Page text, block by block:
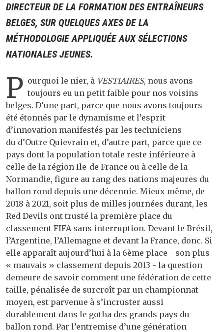
DIRECTEUR DE LA FORMATION DES ENTRAÎNEURS
BELGES, SUR QUELQUES AXES DE LA
MÉTHODOLOGIE APPLIQUÉE AUX SÉLECTIONS
NATIONALES JEUNES.
P ourquoi le nier, à VESTIAIRES, nous avons
toujours eu un petit faible pour nos voisins
belges. D’une part, parce que nous avons toujours
été étonnés par le dynamisme et l’esprit
d’innovation manifestés par les techniciens
du d’Outre Quievrain et, d’autre part, parce que ce
pays dont la population totale reste inférieure à
celle de la région Ile-de France ou à celle de la
Normandie, figure au rang des nations majeures du
ballon rond depuis une décennie. Mieux même, de
2018 à 2021, soit plus de milles journées durant, les
Red Devils ont trusté la première place du
classement FIFA sans interruption. Devant le Brésil,
l’Argentine, l’Allemagne et devant la France, donc. Si
elle apparaît aujourd’hui à la 6ème place - son plus
« mauvais » classement depuis 2013 - la question
demeure de savoir comment une fédération de cette
taille, pénalisée de surcroît par un championnat
moyen, est parvenue à s’incruster aussi
durablement dans le gotha des grands pays du
ballon rond. Par l’entremise d’une génération